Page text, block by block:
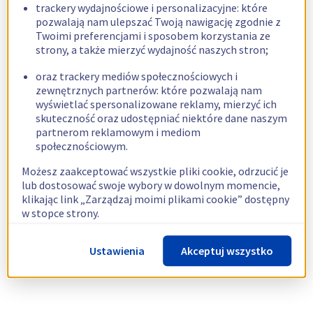
trackery wydajnościowe i personalizacyjne: które
pozwalają nam ulepszać Twoją nawigację zgodnie z
Twoimi preferencjami i sposobem korzystania ze
strony, a także mierzyć wydajność naszych stron;
oraz trackery mediów społecznościowych i
zewnętrznych partnerów: które pozwalają nam
wyświetlać spersonalizowane reklamy, mierzyć ich
skuteczność oraz udostępniać niektóre dane naszym
partnerom reklamowym i mediom
społecznościowym.
Możesz zaakceptować wszystkie pliki cookie, odrzucić je
lub dostosować swoje wybory w dowolnym momencie,
klikając link „Zarządzaj moimi plikami cookie” dostępny
w stopce strony.
Więcej informacji znajdziesz w naszejpolityce
dotyczącej wykorzystywania plików cookie.
Ustawienia Akceptuj wszystko